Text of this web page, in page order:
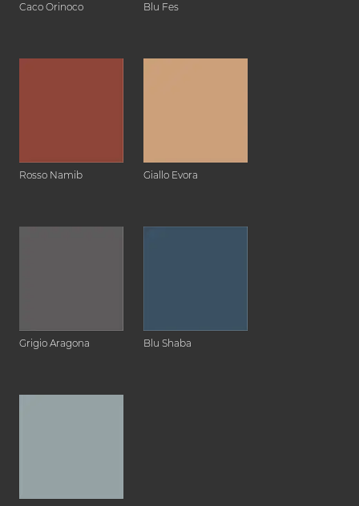
Caco Orinoco Blu Fes
Rosso Namib Giallo Evora
Grigio Aragona Blu Shaba